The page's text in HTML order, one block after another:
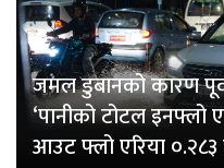
जमल डुबानको कारण
‘पानीको टोटल इनफ्लो
आउट फ्लो एरिया ०.२८३